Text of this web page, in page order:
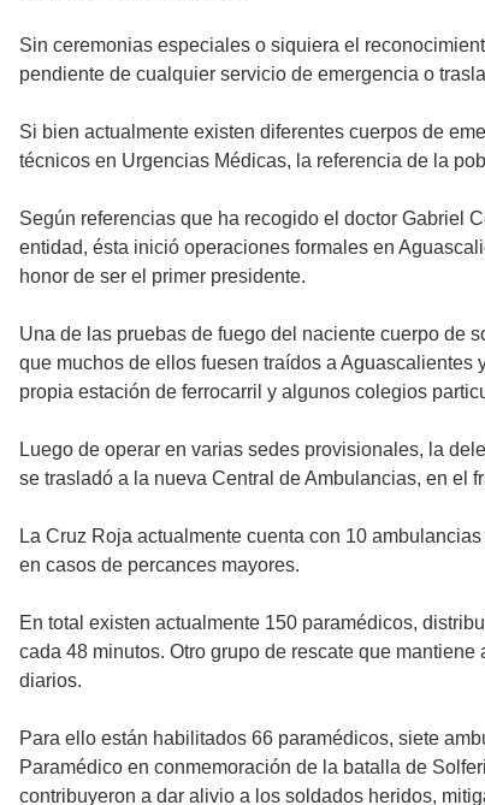
Sin ceremonias especiales o siquiera el
pendiente de cualquier servicio de emergencia o
Si bien actualmente existen diferentes cuerpos de
técnicos en Urgencias Médicas, la referencia de la
Según referencias que ha recogido el doctor Gabriel
entidad, ésta inició operaciones formales en
honor de ser el primer presidente.
Una de las pruebas de fuego del naciente cuerpo de
que muchos de ellos fuesen traídos a
propia estación de ferrocarril y algunos colegios
Luego de operar en varias sedes provisionales, la
se trasladó a la nueva Central de Ambulancias, en el
La Cruz Roja actualmente cuenta con 10
en casos de percances mayores.
En total existen actualmente 150 paramédicos,
cada 48 minutos. Otro grupo de rescate que
diarios.
Para ello están habilitados 66 paramédicos, siete
Paramédico en conmemoración de la batalla de
contribuyeron a dar alivio a los soldados heridos,